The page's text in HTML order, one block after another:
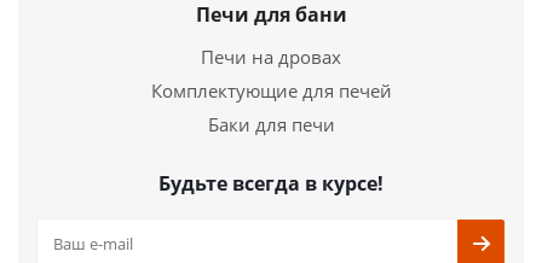
Печи для бани
Печи на дровах
Комплектующие для печей
Баки для печи
Будьте всегда в курсе!